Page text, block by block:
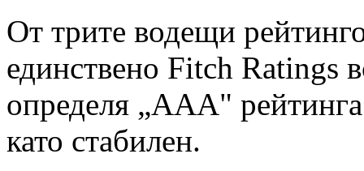
От трите водещи
единствено Fitch Ratings
определя „ААА"
като стабилен.